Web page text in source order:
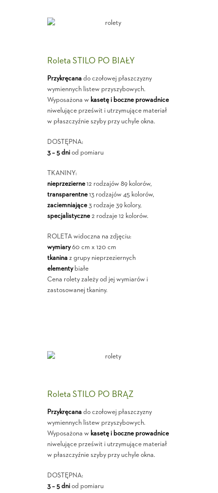
Roleta STILO PO BIAŁY
Przykręcanado czołowej płaszczyzny
wymiennych listew przyszybowych.
Wyposażona w kasetę i boczne prowadnice
niwelujące prześwit i utrzymujące materiał
w płaszczyźnie szyby przy uchyle okna.
DOSTĘPNA:
3 – 5 dniod pomiaru
TKANINY:
nieprzezierne12 rodzajów 89 kolorów,
transparentne13 rodzajów 45 kolorów,
zaciemniające3 rodzaje 39 kolory,
specjalistyczne2 rodzaje 12 kolorów.
ROLETA widoczna na zdjęciu:
wymiary60 cm x 120 cm
tkaninaz grupy nieprzeziernych
elementybiałe
Cena rolety zależy od jej wymiarów i
zastosowanej tkaniny.
Roleta STILO PO BRĄZ
Przykręcanado czołowej płaszczyzny
wymiennych listew przyszybowych.
Wyposażona w kasetę i boczne prowadnice
niwelujące prześwit i utrzymujące materiał
w płaszczyźnie szyby przy uchyle okna.
DOSTĘPNA:
3 – 5 dniod pomiaru